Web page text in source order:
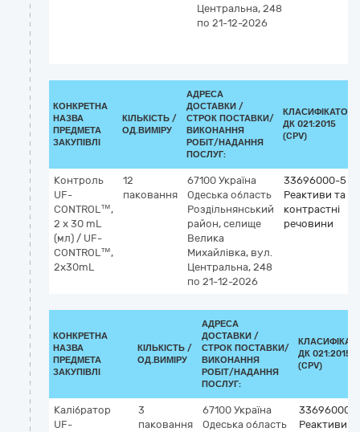
Центральна, 248
по 21-12-2026
КОНКРЕТНА
НАЗВА
ПРЕДМЕТА
ЗАКУПІВЛІ
КІЛЬКІСТЬ /
ОД.ВИМІРУ
АДРЕСА
ДОСТАВКИ /
СТРОК ПОСТАВКИ/
ВИКОНАННЯ
РОБІТ/НАДАННЯ
ПОСЛУГ:
КЛАСИФІКАТОР
ДК 021:2015
(CPV)
Контроль
UF-
CONTROL™,
2 x 30 mL
(мл) / UF-
CONTROL™,
2x30mL
12
паковання
67100 Україна
Одеська область
Роздільнянський
район, селище
Велика
Михайлівка, вул.
Центральна, 248
по 21-12-2026
33696000-5
Реактиви та
контрастні
речовини
КОНКРЕТНА
НАЗВА
ПРЕДМЕТА
ЗАКУПІВЛІ
КІЛЬКІСТЬ /
ОД.ВИМІРУ
АДРЕСА
ДОСТАВКИ /
СТРОК ПОСТАВКИ/
ВИКОНАННЯ
РОБІТ/НАДАННЯ
ПОСЛУГ:
ДК 021:2015
(CPV)
Калібратор
UF-
3
паковання
67100 Україна
Одеська область
33696000-
Реактиви та